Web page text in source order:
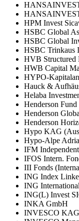
HANSAINVEST
HPM Invest
HSBC Global
HSBC Global
HSBC Trinkaus
HVB Structured
HWB Capital
HYPO-
Hauck &
Helaba
Henderson
Henderson
Henderson
Hypo KAG
Hypo-Alpe
IFM
IFOS Intern.
III Fonds
ING Index
ING
ING(L) Invest
INKA GmbH
INVESCO KAG